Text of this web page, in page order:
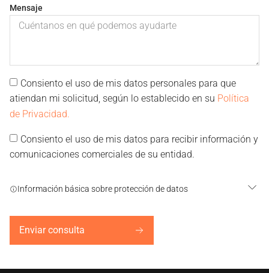
Mensaje
Consiento el uso de mis datos personales para que
atiendan mi solicitud, según lo establecido en su Política
de Privacidad.
Consiento el uso de mis datos para recibir información y
comunicaciones comerciales de su entidad.
Información básica sobre protección de datos
Enviar consulta